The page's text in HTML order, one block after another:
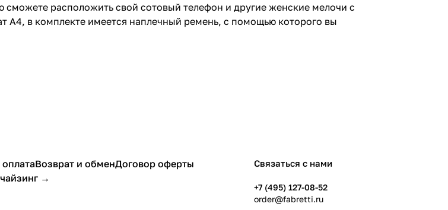
расположить свой сотовый телефон и другие женские мелочи с
в комплекте имеется наплечный ремень, с помощью которого вы
Возврат и обменДоговор оферты
→
Связаться с нами
+7 (495) 127-08-52
order@fabretti.ru